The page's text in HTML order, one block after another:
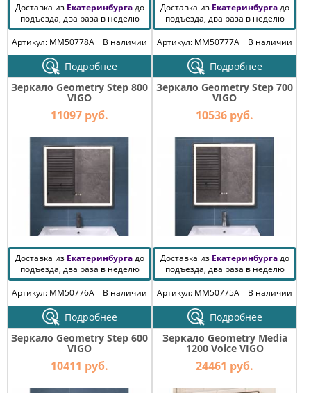
Доставка из Екатеринбургадо
подъезда, два раза в неделю
Артикул: MM50778A
В наличии
Подробнее
Доставка из Екатеринбургадо
подъезда, два раза в неделю
Артикул: MM50777A
В наличии
Подробнее
Зеркало Geometry Step 800
VIGO
11097 руб.
Доставка из Екатеринбургадо
подъезда, два раза в неделю
Артикул: MM50776A
В наличии
Подробнее
Зеркало Geometry Step 700
VIGO
10536 руб.
Доставка из Екатеринбургадо
подъезда, два раза в неделю
Артикул: MM50775A
В наличии
Подробнее
Зеркало Geometry Step 600
VIGO
10411 руб.
Зеркало Geometry Media
1200 Voice VIGO
24461 руб.